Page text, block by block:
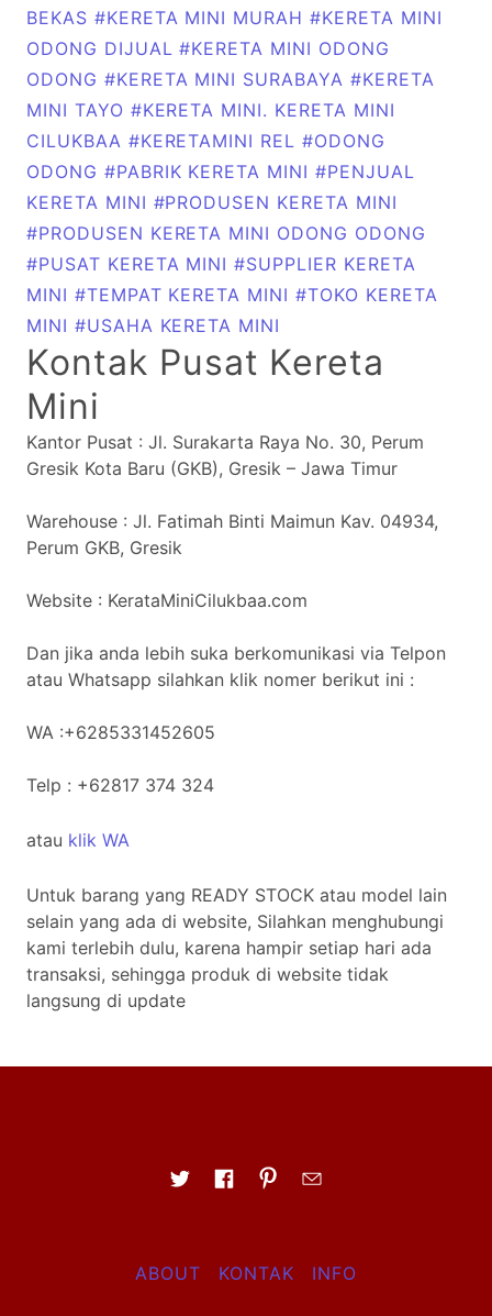
BEKAS #KERETA MINI MURAH#KERETA MINI
ODONG DIJUAL#KERETA MINI ODONG
ODONG #KERETA MINI SURABAYA #KERETA
MINI TAYO #KERETA MINI. KERETA MINI
CILUKBAA #KERETAMINI REL#ODONG
ODONG #PABRIK KERETA MINI #PENJUAL
KERETA MINI #PRODUSEN KERETA MINI
#PRODUSEN KERETA MINI ODONG ODONG
#PUSAT KERETA MINI#SUPPLIER KERETA
MINI #TEMPAT KERETA MINI#TOKO KERETA
MINI #USAHA KERETA MINI
Kontak Pusat Kereta
Mini
Kantor Pusat : Jl. Surakarta Raya No. 30, Perum
Gresik Kota Baru (GKB), Gresik – Jawa Timur
Warehouse : Jl. Fatimah Binti Maimun Kav. 04934,
Perum GKB, Gresik
Website : KerataMiniCilukbaa.com
Dan jika anda lebih suka berkomunikasi via Telpon
atau Whatsapp silahkan klik nomer berikut ini :
WA :+6285331452605
Telp : +62817 374 324
atau klik WA
Untuk barang yang READY STOCK atau model lain
selain yang ada di website, Silahkan menghubungi
kami terlebih dulu, karena hampir setiap hari ada
transaksi, sehingga produk di website tidak
langsung di update
ABOUT KONTAK INFO